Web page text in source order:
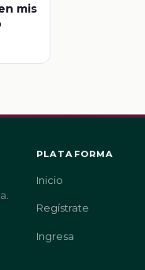
mis
PLATAFORMA
Inicio
Regístrate
Ingresa